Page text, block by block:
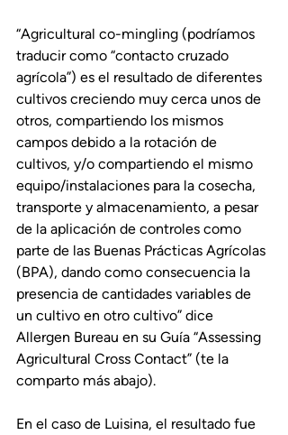
“Agricultural co-mingling (podríamos
traducir como “contacto cruzado
agrícola”) es el resultado de diferentes
cultivos creciendo muy cerca unos de
otros, compartiendo los mismos
campos debido a la rotación de
cultivos, y/o compartiendo el mismo
equipo/instalaciones para la cosecha,
transporte y almacenamiento, a pesar
de la aplicación de controles como
parte de las Buenas Prácticas Agrícolas
(BPA), dando como consecuencia la
presencia de cantidades variables de
un cultivo en otro cultivo” dice
Allergen Bureau en su Guía “Assessing
Agricultural Cross Contact” (te la
comparto más abajo).
En el caso de Luisina, el resultado fue